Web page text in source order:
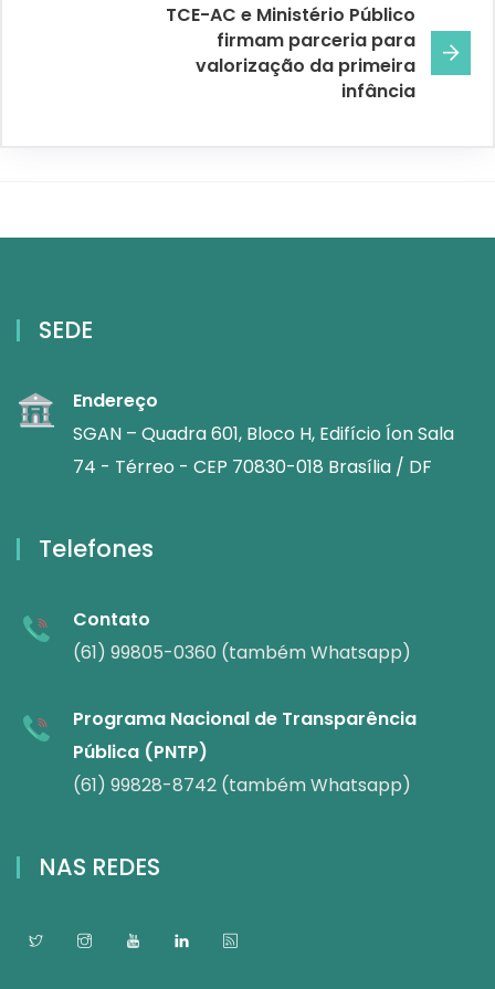
TCE-AC e Ministério Público
firmam parceria para
valorização da primeira
infância
SEDE
Endereço
SGAN – Quadra 601, Bloco H, Edifício Íon Sala
74 - Térreo - CEP 70830-018 Brasília / DF
Telefones
Contato
(61) 99805-0360 (também Whatsapp)
Programa Nacional de Transparência
Pública (PNTP)
(61) 99828-8742 (também Whatsapp)
NAS REDES